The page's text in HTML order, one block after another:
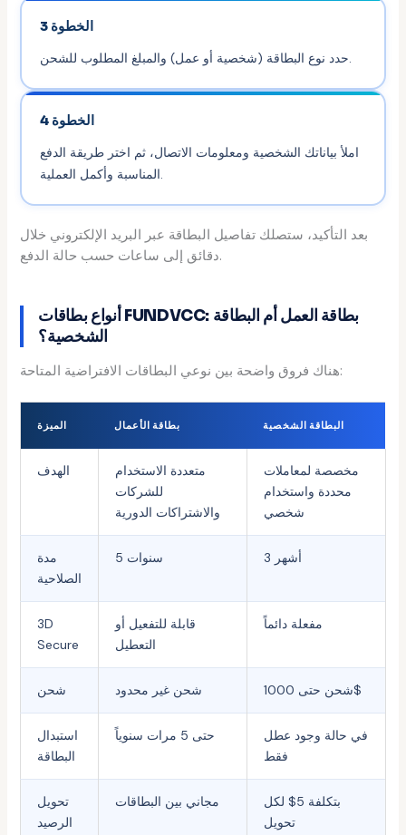
الخطوة 3
الخطوة 4
املأ بياناتك الشخصية ومعلومات الاتصال، ثم اختر طريقة الدفع
بعد التأكيد، ستصلك تفاصيل البطاقة عبر البريد الإلكتروني خلال
دقائق إلى ساعات حسب حالة الدفع.
أنواع بطاقات FUNDVCC: بطاقة العمل أم البطاقة
الشخصية؟
هناك فروق واضحة بين نوعي البطاقات الافتراضية المتاحة:
الميزة بطاقة الأعمال البطاقة الشخصية
الهدف
متعددة الاستخدام
للشركات
والاشتراكات الدورية
مخصصة لمعاملات
محددة واستخدام
شخصي
مدة
الصلاحية
5 سنوات 3 أشهر
3D
Secure
قابلة للتفعيل أو
التعطيل
مفعلة دائماً
شحن شحن غير محدود شحن حتى 1000$
استبدال
البطاقة
حتى 5 مرات سنوياً
في حالة وجود عطل
فقط
تحويل
الرصيد
مجاني بين البطاقات
بتكلفة 5$ لكل
تحويل